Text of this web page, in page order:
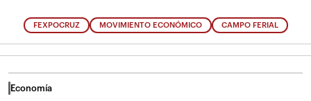
FEXPOCRUZ MOVIMIENTO ECONÓMICO CAMPO FERIAL
Economía